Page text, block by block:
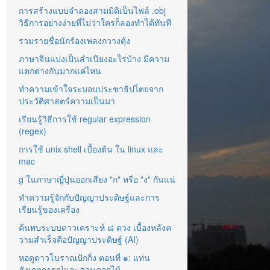
การสร้างแบบจำลองสามมิติเป็นไฟล์ .obj
วิธีการอย่างง่ายที่ไม่ว่าใครก็ลองทำได้ทันที
รวมรายชื่อนักร้องเพลงกวางตุ้ง
ภาษาจีนแบ่งเป็นสำเนียงอะไรบ้าง มีความ
แตกต่างกันมากแค่ไหน
ทำความเข้าใจระบอบประชาธิปไตยจาก
ประวัติศาสตร์ความเป็นมา
เรียนรู้วิธีการใช้ regular expression
(regex)
การใช้ unix shell เบื้องต้น ใน linux และ
mac
g ในภาษาญี่ปุ่นออกเสียง "ก" หรือ "ง" กันแน่
ทำความรู้จักกับปัญญาประดิษฐ์และการ
เรียนรู้ของเครื่อง
ค้นพบระบบดาวเคราะห์ ๘ ดวง เบื้องหลังค
วามสำเร็จคือปัญญาประดิษฐ์ (AI)
หอดูดาวโบราณปักกิ่ง ตอนที่ ๑: แท่น